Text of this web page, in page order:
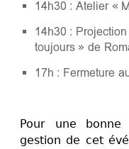
14h30 : Atelier «
14h30 :
toujours » de
17h : Fermeture
Pour une bonne
gestion de cet